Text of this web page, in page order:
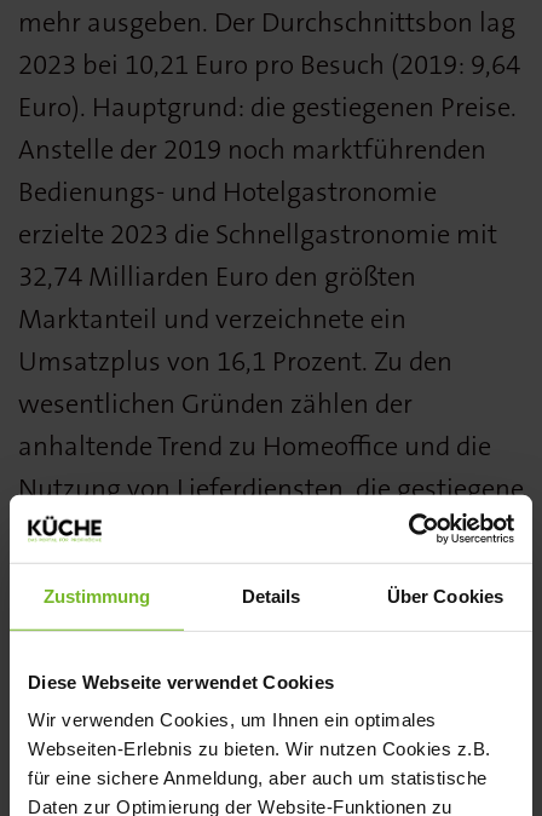
Zustimmung Details Über Cookies
Diese Webseite verwendet Cookies
Wir verwenden Cookies, um Ihnen ein optimales
Webseiten-Erlebnis zu bieten. Wir nutzen Cookies z.B.
für eine sichere Anmeldung, aber auch um statistische
Daten zur Optimierung der Website-Funktionen zu
mehr ausgeben. Der Durchschnittsbon lag
2023 bei 10,21 Euro pro Besuch (2019: 9,64
Euro). Hauptgrund: die gestiegenen Preise.
Anstelle der 2019 noch marktführenden
Bedienungs- und Hotelgastronomie
erzielte 2023 die Schnellgastronomie mit
32,74 Milliarden Euro den größten
Marktanteil und verzeichnete ein
Umsatzplus von 16,1 Prozent. Zu den
wesentlichen Gründen zählen der
anhaltende Trend zu Homeoffice und die
Nutzung von Lieferdiensten, die gestiegene
Preissensibilität der Verbraucher:innen
und der Arbeitskräftemangel, der sich vor
allem in der Bedienungsgastronomie
Nicht zuletzt betrifft das Thema
Nachhaltigkeit als eine der drängendsten
Aufgaben auch den AHV-Markt, so die